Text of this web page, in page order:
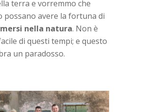
terra e vorremmo che
possano avere la fortuna di
nella natura. Non è
di questi tempi; e questo
un paradosso.